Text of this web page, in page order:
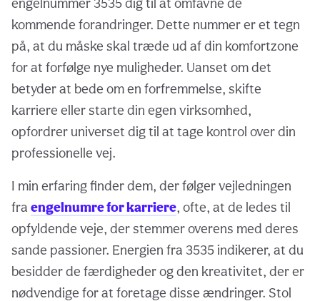
kommende forandringer. Dette nummer er et tegn
på, at du måske skal træde ud af din komfortzone
for at forfølge nye muligheder. Uanset om det
betyder at bede om en forfremmelse, skifte
karriere eller starte din egen virksomhed,
opfordrer universet dig til at tage kontrol over din
professionelle vej.
I min erfaring finder dem, der følger vejledningen
fra engelnumre for karriere, ofte, at de ledes til
opfyldende veje, der stemmer overens med deres
sande passioner. Energien fra 3535 indikerer, at du
besidder de færdigheder og den kreativitet, der er
nødvendige for at foretage disse ændringer. Stol